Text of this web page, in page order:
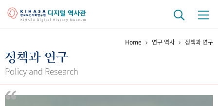
걸어온 길 기관 변천사
연구 역사
Home 연구 역사 정책과 연구
정책과 연구
Policy and Research